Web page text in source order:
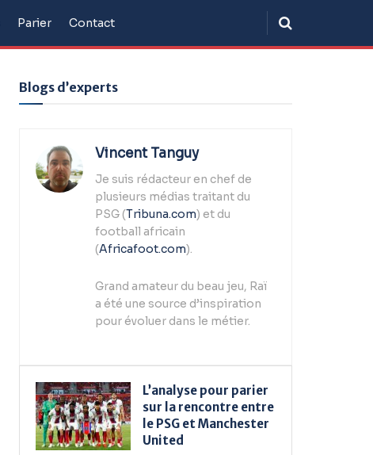
Parier Contact
Blogs d’experts
Vincent Tanguy
Je suis rédacteur en chef de
plusieurs médias traitant du
PSG (Tribuna.com) et du
football africain
(Africafoot.com).
Grand amateur du beau jeu, Raï
a été une source d’inspiration
pour évoluer dans le métier.
L’analyse pour parier
sur la rencontre entre
le PSG et Manchester
United